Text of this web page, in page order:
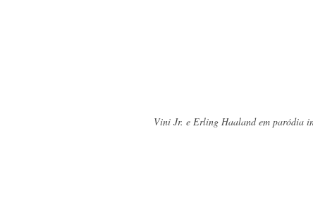
Vini Jr. e Erling Haaland em paródia